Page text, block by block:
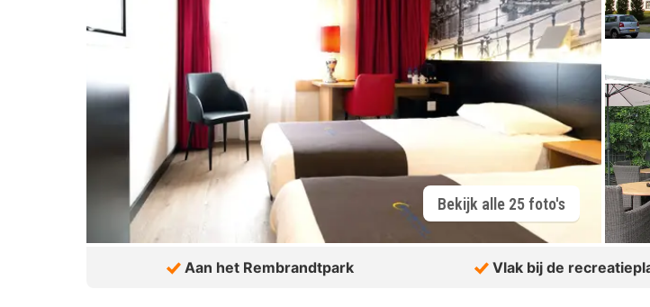
Bekijk alle 25 foto's
Aan het Rembrandtpark Vlak bij de